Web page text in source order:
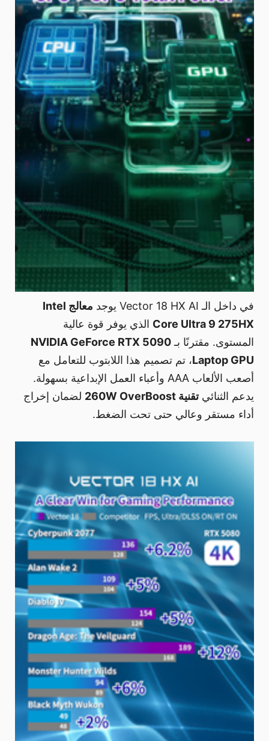
في داخل الـ Vector 18 HX AI يوجد
معالج Intel
Core Ultra 9 275HX الذي يوفر قوة عالية
المستوى. مقترنًا بـNVIDIA GeForce RTX 5090
Laptop GPU، تم تصميم هذا اللابتوب للتعامل مع
أصعب الألعاب AAA وأعباء العمل الإبداعية بسهولة.
يدعم الثنائيتقنية 260W OverBoost
لضمان إخراج
أداء مستقر وعالي حتى تحت الضغط.